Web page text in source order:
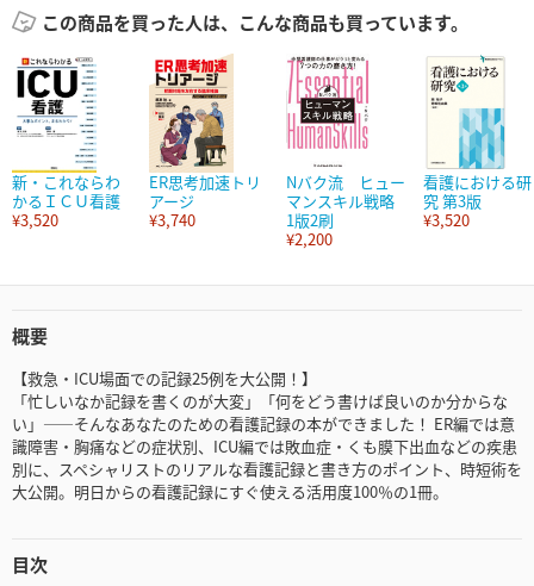
この商品を買った人は、こんな商品も買っています。
新・これならわ
かるＩＣＵ看護
¥3,520
ER思考加速トリ
アージ
¥3,740
Nバク流 ヒュー
マンスキル戦略
1版2刷
¥2,200
看護における研
究 第3版
¥3,520
概要
【救急・ICU場面での記録25例を大公開！】
「忙しいなか記録を書くのが大変」「何をどう書けば良いのか分からな
い」――そんなあなたのための看護記録の本ができました！ ER編では意
識障害・胸痛などの症状別、ICU編では敗血症・くも膜下出血などの疾患
別に、スペシャリストのリアルな看護記録と書き方のポイント、時短術を
大公開。明日からの看護記録にすぐ使える活用度100％の1冊。
目次